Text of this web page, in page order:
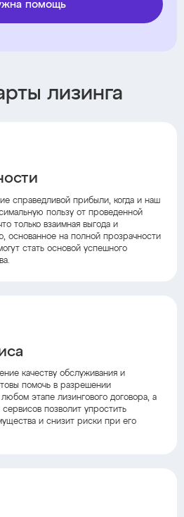
помощь
лизинга
справедливой прибыли, когда и наш
пользу от проведенной
только взаимная выгода и
основанное на полной прозрачности
стать основой успешного
качеству обслуживания и
помочь в разрешении
этапе лизингового договора, а
позволит упростить
и снизит риски при его